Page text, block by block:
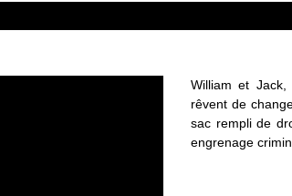
William et Jack,
rêvent de
sac rempli de
engrenage